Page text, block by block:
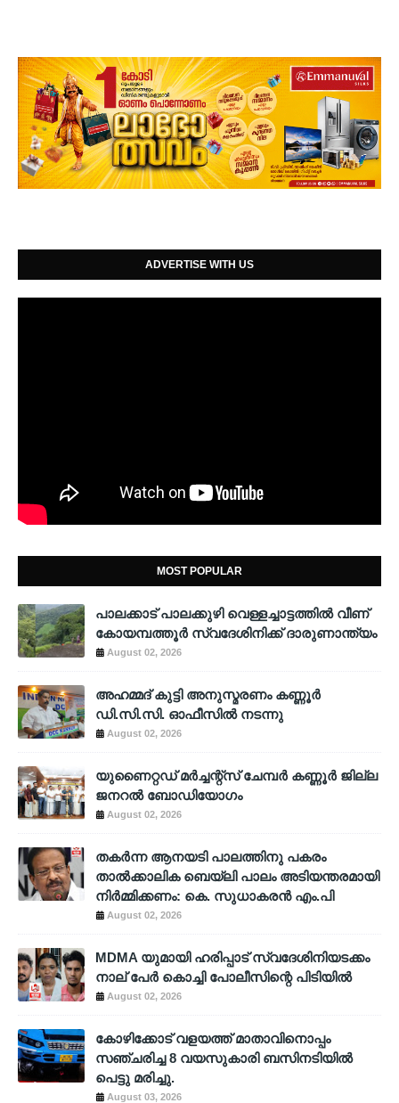
ADVERTISE WITH US
MOST POPULAR
പാലക്കാട് പാലക്കുഴി വെള്ളച്ചാട്ടത്തില്‍ വീണ്
കോയമ്പത്തൂര്‍ സ്വദേശിനിക്ക് ദാരുണാന്ത്യം
August 02, 2026
അഹമ്മദ് കുട്ടി അനുസ്മരണം കണ്ണൂർ
ഡി.സി.സി. ഓഫീസിൽ നടന്നു
August 02, 2026
യുണൈറ്റഡ് മർച്ചന്റ്സ് ചേമ്പർ കണ്ണൂർ ജില്ല
ജനറൽ ബോഡിയോഗം
August 02, 2026
തകർന്ന ആനയടി പാലത്തിനു പകരം
താൽക്കാലിക ബെയ്‌ലി പാലം അടിയന്തരമായി
നിർമ്മിക്കണം: കെ. സുധാകരൻ എം.പി
August 02, 2026
MDMA യുമായി ഹരിപ്പാട് സ്വദേശിനിയടക്കം
നാല് പേർ കൊച്ചി പോലീസിന്റെ പിടിയിൽ
August 02, 2026
കോഴിക്കോട് വളയത്ത് മാതാവിനൊപ്പം
സഞ്ചരിച്ച 8 വയസുകാരി ബസിനടിയിൽ
പെട്ടു മരിച്ചു.
August 03, 2026